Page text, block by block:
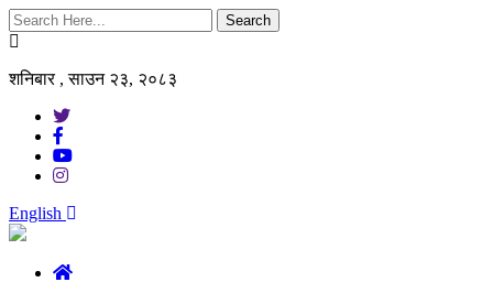
Search
शनिबार , साउन २३, २०८३
English